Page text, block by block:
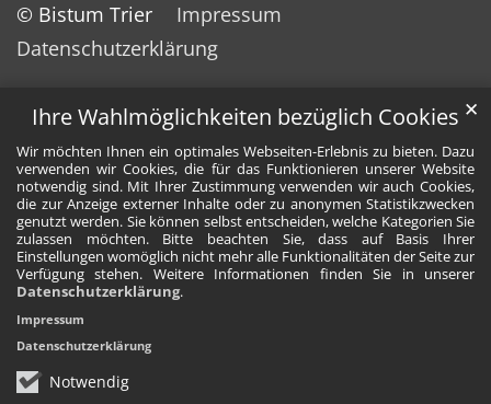
Ihre Wahlmöglichkeiten bezüglich Cookies
Wir möchten Ihnen ein optimales Webseiten-Erlebnis zu bieten. Dazu
verwenden wir Cookies, die für das Funktionieren unserer Website
notwendig sind. Mit Ihrer Zustimmung verwenden wir auch Cookies,
die zur Anzeige externer Inhalte oder zu anonymen Statistikzwecken
genutzt werden. Sie können selbst entscheiden, welche Kategorien Sie
zulassen möchten. Bitte beachten Sie, dass auf Basis Ihrer
Einstellungen womöglich nicht mehr alle Funktionalitäten der Seite zur
Verfügung stehen. Weitere Informationen finden Sie in unserer
Datenschutzerklärung.
Notwendig
✕
Impressum
Datenschutzerklärung
© Bistum Trier
Impressum
Datenschutzerklärung